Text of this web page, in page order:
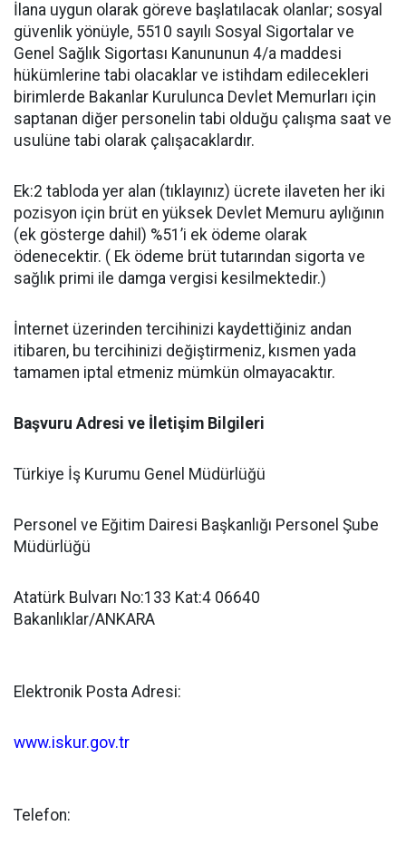
İlana uygun olarak göreve başlatılacak olanlar; sosyal
güvenlik yönüyle, 5510 sayılı Sosyal Sigortalar ve
Genel Sağlık Sigortası Kanununun 4/a maddesi
hükümlerine tabi olacaklar ve istihdam edilecekleri
birimlerde Bakanlar Kurulunca Devlet Memurları için
saptanan diğer personelin tabi olduğu çalışma saat ve
usulüne tabi olarak çalışacaklardır.
Ek:2 tabloda yer alan (tıklayınız) ücrete ilaveten her iki
pozisyon için brüt en yüksek Devlet Memuru aylığının
(ek gösterge dahil) %51’i ek ödeme olarak
ödenecektir. ( Ek ödeme brüt tutarından sigorta ve
sağlık primi ile damga vergisi kesilmektedir.)
İnternet üzerinden tercihinizi kaydettiğiniz andan
itibaren, bu tercihinizi değiştirmeniz, kısmen yada
tamamen iptal etmeniz mümkün olmayacaktır.
Başvuru Adresi ve İletişim Bilgileri
Türkiye İş Kurumu Genel Müdürlüğü
Personel ve Eğitim Dairesi Başkanlığı Personel Şube
Müdürlüğü
Atatürk Bulvarı No:133 Kat:4 06640
Bakanlıklar/ANKARA
Elektronik Posta Adresi:
www.iskur.gov.tr
Telefon: